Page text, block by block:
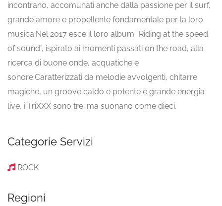
incontrano, accomunati anche dalla passione per il surf,
grande amore e propellente fondamentale per la loro
musica.Nel 2017 esce il loro album “Riding at the speed
of sound”, ispirato ai momenti passati on the road, alla
ricerca di buone onde, acquatiche e
sonore.Caratterizzati da melodie avvolgenti, chitarre
magiche, un groove caldo e potente e grande energia
live, i TriXXX sono tre; ma suonano come dieci.
Categorie Servizi
ROCK
Regioni